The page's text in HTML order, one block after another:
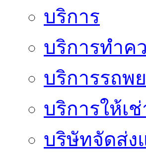
บริการ
บริการทำค
บริการรถพ
บริการให้เช่
บริษัทจัดส่ง